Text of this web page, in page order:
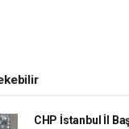
CHP İstanbul İl